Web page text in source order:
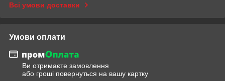
Всі умови доставки
Умови оплати
Ви отримаєте замовлення
або гроші повернуться на вашу картку